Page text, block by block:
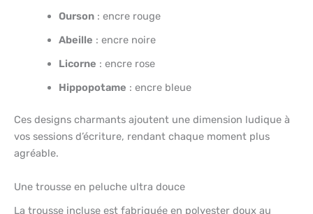
Ourson: encre rouge
Abeille : encre noire
Licorne : encre rose
Hippopotame : encre bleue
Ces designs charmants ajoutent une dimension ludique à
vos sessions d’écriture, rendant chaque moment plus
agréable.
Une trousse en peluche ultra douce
La trousse incluse est fabriquée en polyester doux au